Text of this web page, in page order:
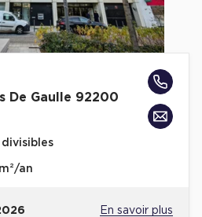
De Gaulle 92200
divisibles
an
En savoir plus